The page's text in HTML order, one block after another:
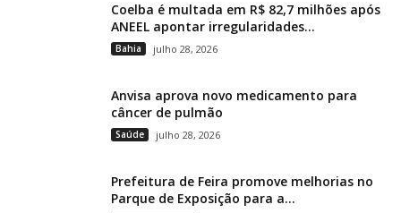
Coelba é multada em R$ 82,7 milhões após
ANEEL apontar irregularidades...
Bahia julho 28, 2026
Anvisa aprova novo medicamento para
câncer de pulmão
Saúde julho 28, 2026
Prefeitura de Feira promove melhorias no
Parque de Exposição para a...